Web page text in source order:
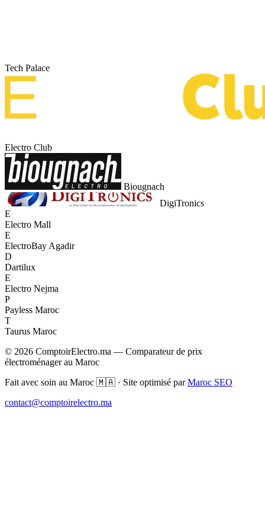
Tech Palace
Electro Club
Biougnach
DigiTronics
E
Electro Mall
E
ElectroBay Agadir
D
Dartilux
E
Electro Nejma
P
Payless Maroc
T
Taurus Maroc
© 2026 ComptoirElectro.ma — Comparateur de prix
électroménager au Maroc
Fait avec soin au Maroc 🇲🇦 · Site optimisé parMaroc SEO
contact@comptoirelectro.ma